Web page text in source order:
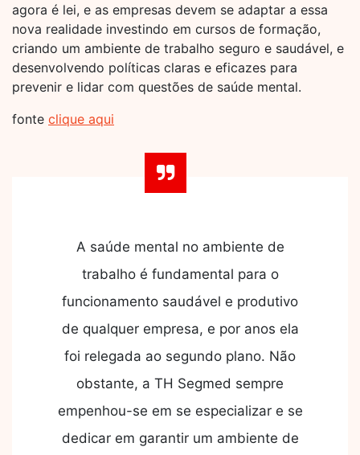
agora é lei, e as empresas devem se adaptar a essa
nova realidade investindo em cursos de formação,
criando um ambiente de trabalho seguro e saudável, e
desenvolvendo políticas claras e eficazes para
prevenir e lidar com questões de saúde mental.
fonte clique aqui
A saúde mental no ambiente de
trabalho é fundamental para o
funcionamento saudável e produtivo
de qualquer empresa, e por anos ela
foi relegada ao segundo plano. Não
obstante, a TH Segmed sempre
empenhou-se em se especializar e se
dedicar em garantir um ambiente de